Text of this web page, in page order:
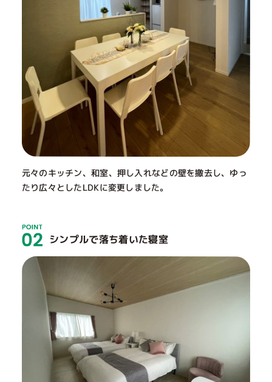
元々のキッチン、和室、押し入れなどの壁を撤去し、ゆっ
たり広々としたLDKに変更しました。
シンプルで落ち着いた寝室